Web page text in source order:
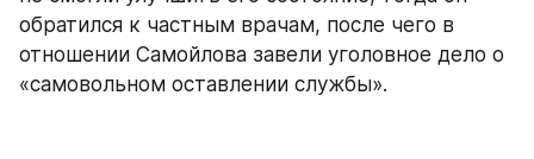
обратился к частным врачам, после чего в
отношении Самойлова завели уголовное дело о
«самовольном оставлении службы».